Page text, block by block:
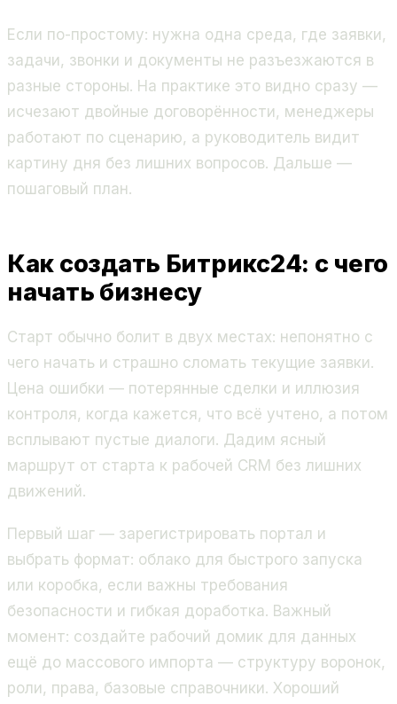
Если по-простому: нужна одна среда, где заявки,
задачи, звонки и документы не разъезжаются в
разные стороны. На практике это видно сразу —
исчезают двойные договорённости, менеджеры
работают по сценарию, а руководитель видит
картину дня без лишних вопросов. Дальше —
пошаговый план.
Как создать Битрикс24: с чего
начать бизнесу
Старт обычно болит в двух местах: непонятно с
чего начать и страшно сломать текущие заявки.
Цена ошибки — потерянные сделки и иллюзия
контроля, когда кажется, что всё учтено, а потом
всплывают пустые диалоги. Дадим ясный
маршрут от старта к рабочей CRM без лишних
движений.
Первый шаг — зарегистрировать портал и
выбрать формат: облако для быстрого запуска
или коробка, если важны требования
безопасности и гибкая доработка. Важный
момент: создайте рабочий домик для данных
ещё до массового импорта — структуру воронок,
роли, права, базовые справочники. Хороший